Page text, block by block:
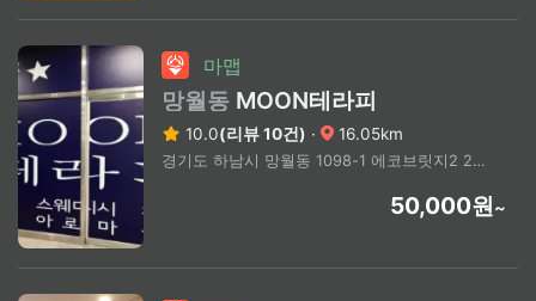
마맵
망월동 MOON테라피
10.0(리뷰 10건) · 16.05km
경기도 하남시 망월동 1098-1 에코브릿지2 2층 203호
50,000원~